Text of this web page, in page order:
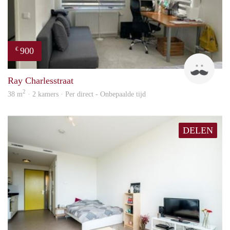
€ 900
Ray Charlesstraat
38 m2 · 2 kamers · Per direct - Onbepaalde tijd
DELEN